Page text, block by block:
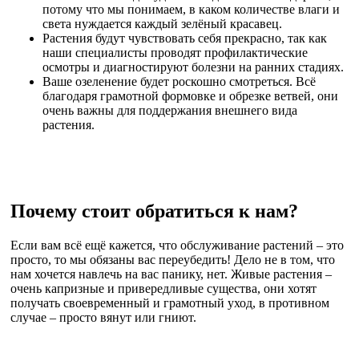
потому что мы понимаем, в каком количестве влаги и
света нуждается каждый зелёный красавец.
Растения будут чувствовать себя прекрасно, так как
наши специалисты проводят профилактические
осмотры и диагностируют болезни на ранних стадиях.
Ваше озеленение будет роскошно смотреться. Всё
благодаря грамотной формовке и обрезке ветвей, они
очень важны для поддержания внешнего вида
растения.
Почему стоит обратиться к нам?
Если вам всё ещё кажется, что обслуживание растений – это
просто, то мы обязаны вас переубедить! Дело не в том, что
нам хочется навлечь на вас панику, нет. Живые растения –
очень капризные и привередливые существа, они хотят
получать своевременный и грамотный уход, в противном
случае – просто вянут или гниют.